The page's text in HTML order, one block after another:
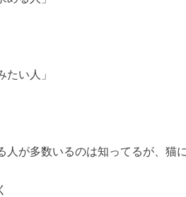
たい人」
人が多数いるのは知ってるが、猫